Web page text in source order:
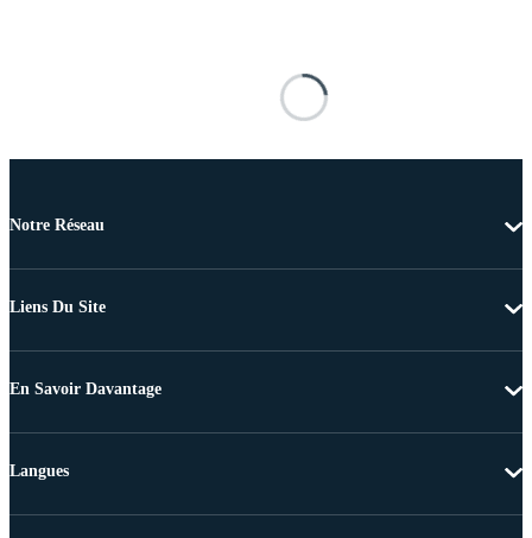
Notre Réseau
Liens Du Site
En Savoir Davantage
Langues